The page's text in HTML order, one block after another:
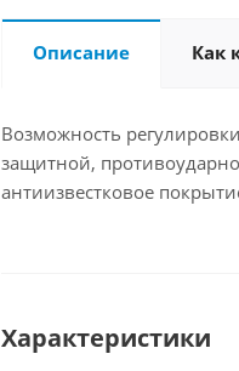
Описание Как
Возможность
защитной,
антиизвестковое
Характеристики